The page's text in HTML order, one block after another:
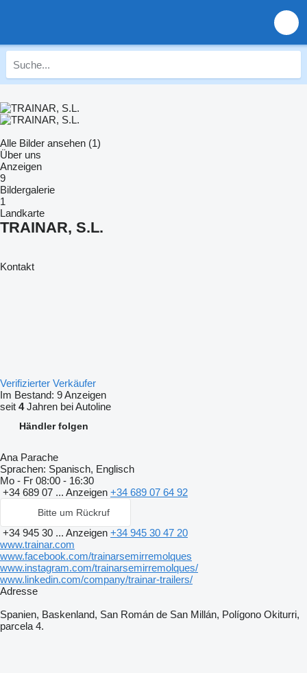
Alle Bilder ansehen (1)
Über uns
Anzeigen
9
Bildergalerie
1
Landkarte
TRAINAR, S.L.
Kontakt
Verifizierter Verkäufer
Im Bestand: 9 Anzeigen
seit 4Jahren bei Autoline
Händler folgen
Ana Parache
Sprachen: Spanisch, Englisch
Mo - Fr 08:00 - 16:30
+34 689 07 ... Anzeigen +34 689 07 64 92
Bitte um Rückruf
+34 945 30 ... Anzeigen +34 945 30 47 20
www.trainar.com
www.facebook.com/trainarsemirremolques
www.instagram.com/trainarsemirremolques/
www.linkedin.com/company/trainar-trailers/
Adresse
Spanien, Baskenland, San Román de San Millán, Polígono Okiturri,
parcela 4.